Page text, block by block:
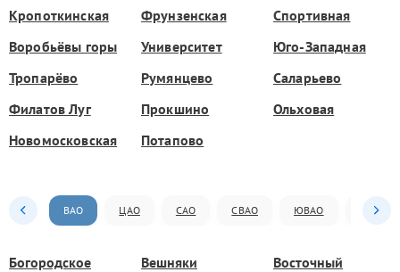
Кропоткинская
Фрунзенская
Спортивная
Воробьёвы горы
Университет
Юго-Западная
Тропарёво
Румянцево
Саларьево
Филатов Луг
Прокшино
Ольховая
Новомосковская
Потапово
ВАО ЦАО САО СВАО ЮВАО ЮАО
Богородское Вешняки
Восточный